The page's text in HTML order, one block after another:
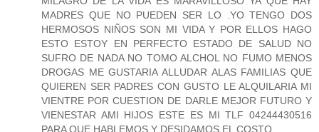
MADRES QUE NO PUEDEN SER LO .YO TENGO DOS
HERMOSOS NIÑOS SON MI VIDA Y POR ELLOS HAGO
ESTO ESTOY EN PERFECTO ESTADO DE SALUD NO
SUFRO DE NADA NO TOMO ALCHOL NO FUMO MENOS
DROGAS ME GUSTARIA ALLUDAR ALAS FAMILIAS QUE
QUIEREN SER PADRES CON GUSTO LE ALQUILARIA MI
VIENTRE POR CUESTION DE DARLE MEJOR FUTURO Y
VIENESTAR AMI HIJOS ESTE ES MI TLF 04244430516
PARA QUE HABLEMOS Y DESIDAMOS EL COSTO